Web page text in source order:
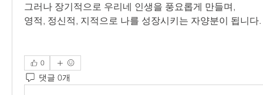
그러나 장기적으로 우리네 인생을 풍요롭게 만들며,
영적, 정신적, 지적으로 나를 성장시키는 자양분이 됩니다.
0
댓글 0개